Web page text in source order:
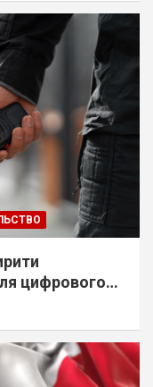
цифрового